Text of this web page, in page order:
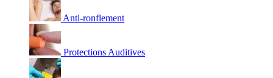
Anti-ronflement
Protections Auditives